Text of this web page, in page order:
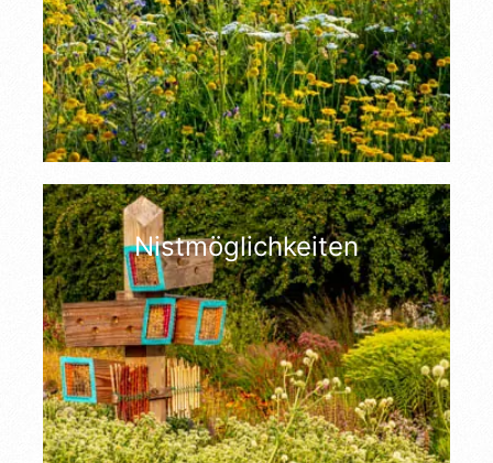
Nistmöglichkeiten